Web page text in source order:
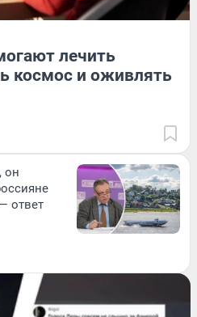
лечить
космос и оживлять
он
ответ